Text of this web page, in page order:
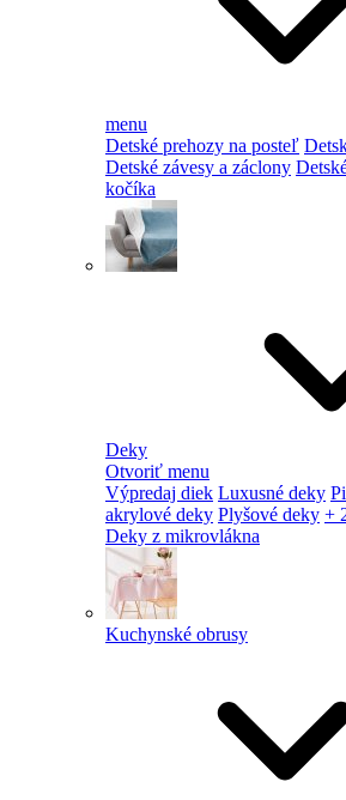
menu
Detské prehozy na posteľ
Detské závesy a záclony
kočíka
Deky
Otvoriť menu
Výpredaj diek Luxusné deky
akrylové deky Plyšové deky +
Deky z mikrovlákna
Kuchynské obrusy